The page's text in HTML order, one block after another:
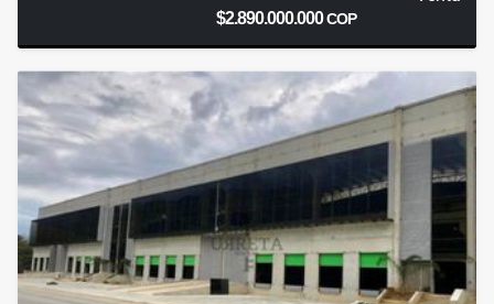
$2.890.000.000COP